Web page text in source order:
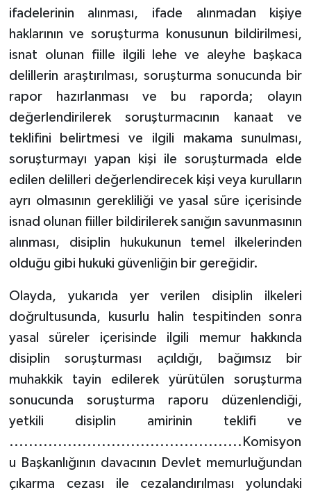
ifadelerinin alınması, ifade alınmadan kişiye
haklarının ve soruşturma konusunun bildirilmesi,
isnat olunan fiille ilgili lehe ve aleyhe başkaca
delillerin araştırılması, soruşturma sonucunda bir
rapor hazırlanması ve bu raporda; olayın
değerlendirilerek soruşturmacının kanaat ve
teklifini belirtmesi ve ilgili makama sunulması,
soruşturmayı yapan kişi ile soruşturmada elde
edilen delilleri değerlendirecek kişi veya kurulların
ayrı olmasının gerekliliği ve yasal süre içerisinde
isnad olunan fiiller bildirilerek sanığın savunmasının
alınması, disiplin hukukunun temel ilkelerinden
olduğu gibi hukuki güvenliğin bir gereğidir.
Olayda, yukarıda yer verilen disiplin ilkeleri
doğrultusunda, kusurlu halin tespitinden sonra
yasal süreler içerisinde ilgili memur hakkında
disiplin soruşturması açıldığı, bağımsız bir
muhakkik tayin edilerek yürütülen soruşturma
sonucunda soruşturma raporu düzenlendiği,
yetkili disiplin amirinin teklifi ve
................................................Komisyon
u Başkanlığının davacının Devlet memurluğundan
çıkarma cezası ile cezalandırılması yolundaki